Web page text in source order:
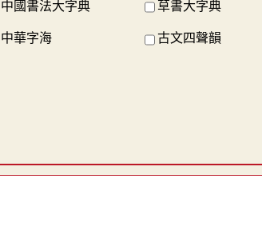
中國書法大字典 草書大字典
中華字海 古文四聲韻